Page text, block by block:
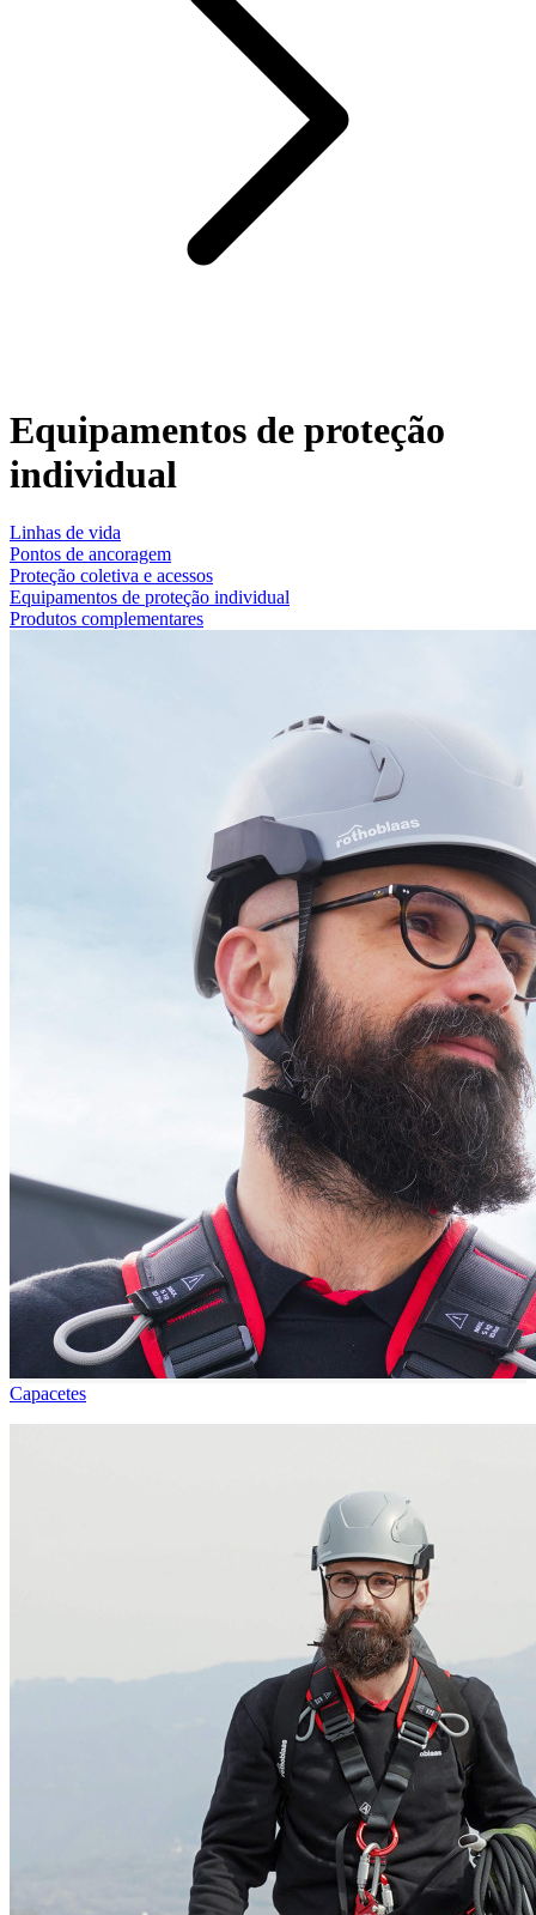
Equipamentos de proteção
individual
Linhas de vida
Pontos de ancoragem
Proteção coletiva e acessos
Equipamentos de proteção individual
Produtos complementares
Capacetes